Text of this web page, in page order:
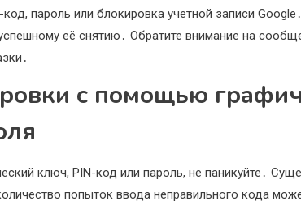
пароль или блокировка учетной записи
её снятию․ Обратите внимание на
с помощью
ключ, PIN-код или пароль, не паникуйте․
попыток ввода неправильного кода